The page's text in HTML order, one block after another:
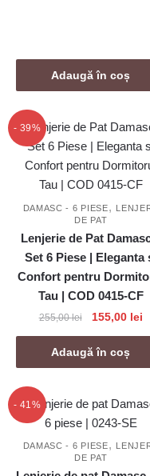
Adaugă în coș
- 39%
DAMASC - 6 PIESE,
DE PAT
Lenjerie de Pat
Set 6 Piese | Eleganta
Confort pentru
Tau | COD 0415-CF
255,00lei
Prețul
inițial
a
fost:
155,00 lei
Adaugă în coș
- 41%
DAMASC - 6 PIESE,
DE PAT